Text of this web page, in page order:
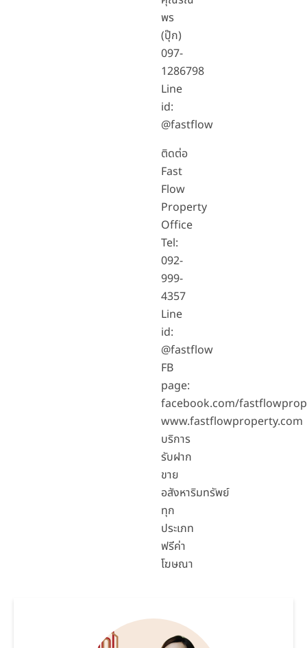
พร
(ปุ๊ก)
097-
1286798
Line
id:
@fastflow
ติดต่อ
Fast
Flow
Property
Office
Tel:
092-
999-
4357
Line
id:
@fastflow
FB
page:
facebook.com/
www.fastflowproperty.com
บริการ
รับฝาก
ขาย
อสังหาริมทรัพย์
ทุก
ประเภท
ฟรีค่า
โฆษณา